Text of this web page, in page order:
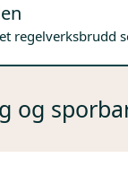
regelverksbrudd
og